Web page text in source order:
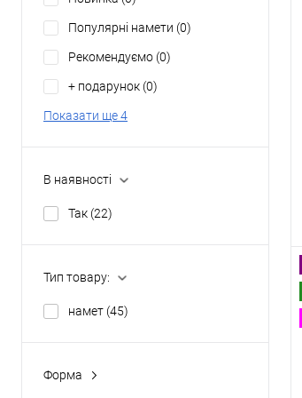
Популярні намети (0)
Рекомендуємо (0)
+ подарунок (0)
Показати ще 4
В наявності
Так (22)
Тип товару:
намет (45)
Форма